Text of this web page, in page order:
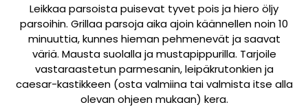
Leikkaa parsoista puisevat tyvet pois ja hiero öljy
parsoihin. Grillaa parsoja aika ajoin käännellen noin 10
minuuttia, kunnes hieman pehmenevät ja saavat
väriä. Mausta suolalla ja mustapippurilla. Tarjoile
vastaraastetun parmesanin, leipäkrutonkien ja
caesar-kastikkeen (osta valmiina tai valmista itse alla
olevan ohjeen mukaan) kera.